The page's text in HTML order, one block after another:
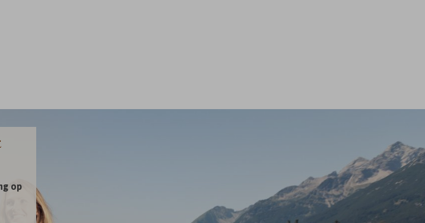
op